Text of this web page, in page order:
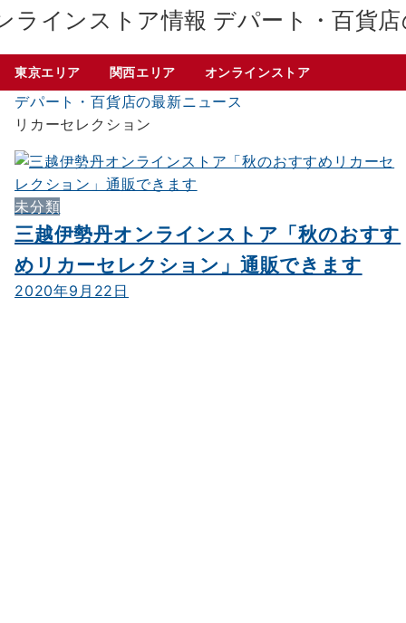
デパート・百貨
東京エリア 関西エリア オンラインストア
デパート・百貨店の最新ニュース
リカーセレクション
未分類
三越伊勢丹オンラインストア「秋のおすす
めリカーセレクション」通販できます
2020年9月22日